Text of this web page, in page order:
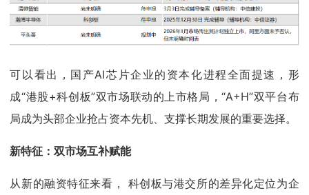
可以看出，国产AI芯片企业的资本化进程全面提速，形
成“港股+科创板”双市场联动的上市格局，“A+H”双平台布
局成为头部企业抢占资本先机、支撑长期发展的重要选择。
新特征：双市场互补赋能
从新的融资特征来看， 科创板与港交所的差异化定位为企